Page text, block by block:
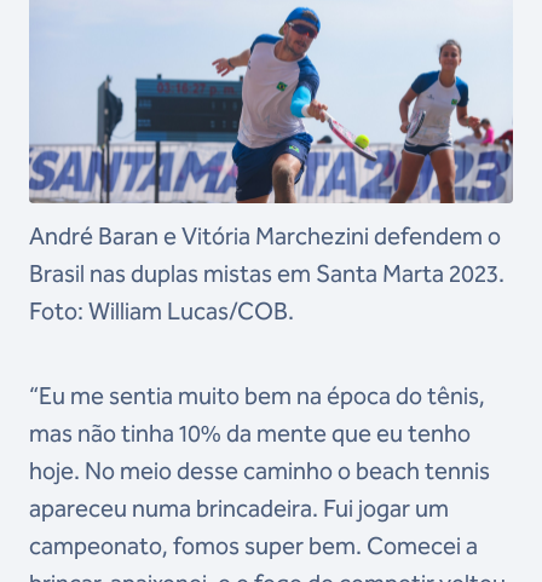
André Baran e Vitória Marchezini defendem o
Brasil nas duplas mistas em Santa Marta 2023.
Foto: William Lucas/COB.
“Eu me sentia muito bem na época do tênis,
mas não tinha 10% da mente que eu tenho
hoje. No meio desse caminho o beach tennis
apareceu numa brincadeira. Fui jogar um
campeonato, fomos super bem. Comecei a